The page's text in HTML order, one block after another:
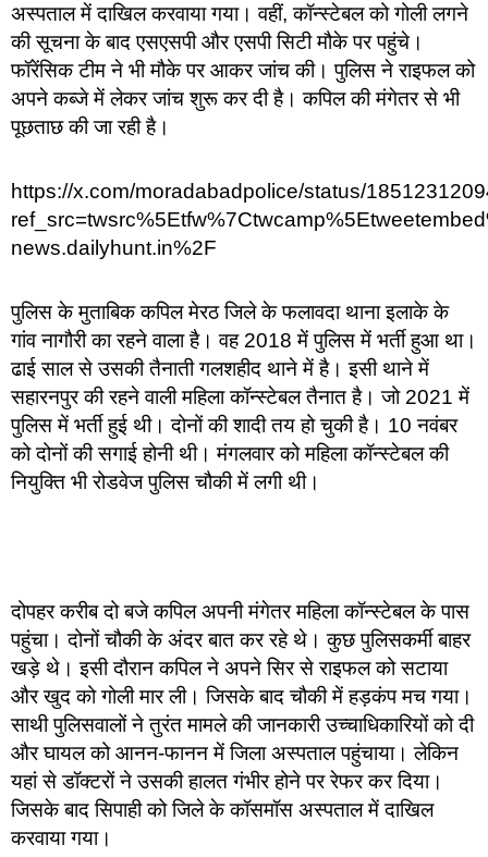
अस्पताल में दाखिल करवाया गया। वहीं, कॉन्स्टेबल को गोली लगने
की सूचना के बाद एसएसपी और एसपी सिटी मौके पर पहुंचे।
फॉरेंसिक टीम ने भी मौके पर आकर जांच की। पुलिस ने राइफल को
अपने कब्जे में लेकर जांच शुरू कर दी है। कपिल की मंगेतर से भी
पूछताछ की जा रही है।
https://x.com/moradabadpolice/status/
news.dailyhunt.in%2F
पुलिस के मुताबिक कपिल मेरठ जिले के फलावदा थाना इलाके के
गांव नागौरी का रहने वाला है। वह 2018 में पुलिस में भर्ती हुआ था।
ढाई साल से उसकी तैनाती गलशहीद थाने में है। इसी थाने में
सहारनपुर की रहने वाली महिला कॉन्स्टेबल तैनात है। जो 2021 में
पुलिस में भर्ती हुई थी। दोनों की शादी तय हो चुकी है। 10 नवंबर
को दोनों की सगाई होनी थी। मंगलवार को महिला कॉन्स्टेबल की
नियुक्ति भी रोडवेज पुलिस चौकी में लगी थी।
दोपहर करीब दो बजे कपिल अपनी मंगेतर महिला कॉन्स्टेबल के पास
पहुंचा। दोनों चौकी के अंदर बात कर रहे थे। कुछ पुलिसकर्मी बाहर
खड़े थे। इसी दौरान कपिल ने अपने सिर से राइफल को सटाया
और खुद को गोली मार ली। जिसके बाद चौकी में हड़कंप मच गया।
साथी पुलिसवालों ने तुरंत मामले की जानकारी उच्चाधिकारियों को दी
और घायल को आनन-फानन में जिला अस्पताल पहुंचाया। लेकिन
यहां से डॉक्टरों ने उसकी हालत गंभीर होने पर रेफर कर दिया।
जिसके बाद सिपाही को जिले के कॉसमॉस अस्पताल में दाखिल
करवाया गया।